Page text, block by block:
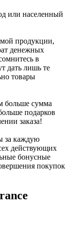
или населенный
продукции,
денежных
в
дать лишь те
товары
больше сумма
подарков
заказа!
за каждую
действующих
бонусные
покупок